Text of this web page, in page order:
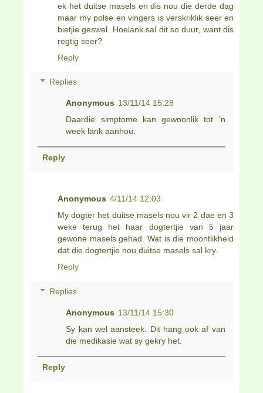
ek het duitse masels en dis nou die derde dag
maar my polse en vingers is verskriklik seer en
bietjie geswel. Hoelank sal dit so duur, want dis
regtig seer?
Reply
Replies
Anonymous 13/11/14 15:28
Daardie simptome kan gewoonlik tot 'n
week lank aanhou.
Reply
Anonymous 4/11/14 12:03
My dogter het duitse masels nou vir 2 dae en 3
weke terug het haar dogtertjie van 5 jaar
gewone masels gehad. Wat is die moontlikheid
dat die dogtertjie nou duitse masels sal kry.
Reply
Replies
Anonymous 13/11/14 15:30
Sy kan wel aansteek. Dit hang ook af van
die medikasie wat sy gekry het.
Reply